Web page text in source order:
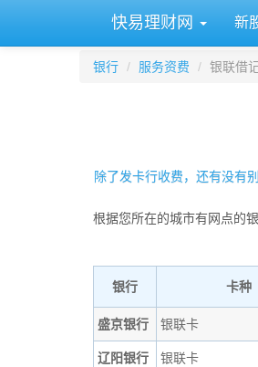
快易理财网 新
银行 服务资费 银联借
除了发卡行收费，还有没有
根据您所在的城市有网点的
银行 卡种
盛京银行 银联卡
辽阳银行 银联卡